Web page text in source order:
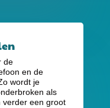
de
en de
wordt je
als
verder een groot